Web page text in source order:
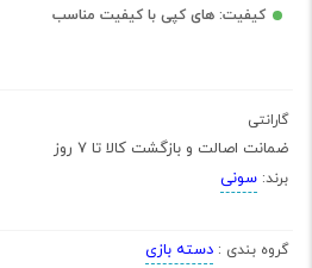
کیفیت: های کپی با کیفیت مناسب
گارانتی
ضمانت اصالت و بازگشت کالا تا 7 روز
برند: سونی
گروه بندی : دسته بازی